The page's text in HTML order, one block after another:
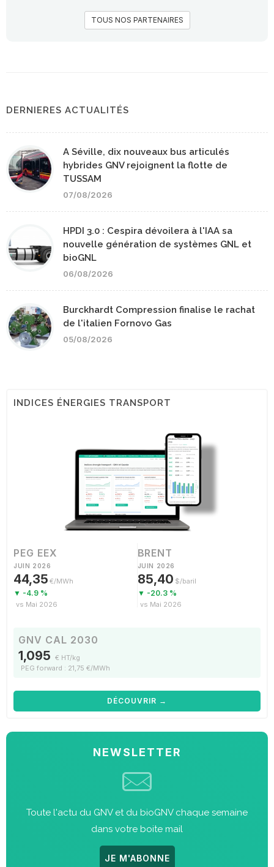
TOUS NOS PARTENAIRES
DERNIERES ACTUALITÉS
A Séville, dix nouveaux bus articulés
hybrides GNV rejoignent la flotte de
TUSSAM
07/08/2026
HPDI 3.0 : Cespira dévoilera à l'IAA sa
nouvelle génération de systèmes GNL et
bioGNL
06/08/2026
Burckhardt Compression finalise le rachat
de l'italien Fornovo Gas
05/08/2026
INDICES ÉNERGIES TRANSPORT
PEG EEX
JUIN 2026
44,35 €/MWh
▼ -4.9 %
vs Mai 2026
BRENT
JUIN 2026
85,40 $/baril
▼ -20.3 %
vs Mai 2026
GNV CAL 2030
1,095 € HT/kg
PEG forward : 21,75 €/MWh
DÉCOUVRIR →
NEWSLETTER
Toute l'actu du GNV et du bioGNV chaque semaine
dans votre boite mail
JE M'ABONNE